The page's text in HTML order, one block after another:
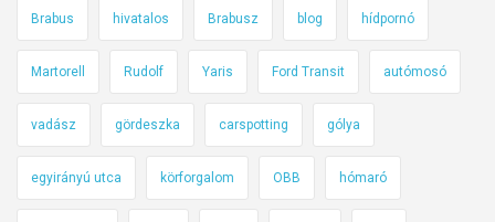
Brabus hivatalos Brabusz blog hídpornó
Martorell Rudolf Yaris Ford Transit autómosó
vadász gördeszka carspotting gólya
egyirányú utca körforgalom OBB hómaró